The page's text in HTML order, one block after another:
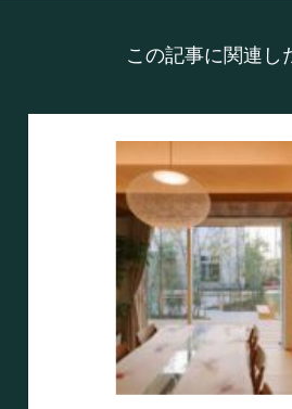
この記事に関連し